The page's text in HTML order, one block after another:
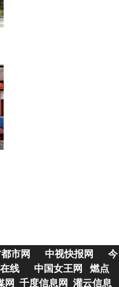
市网 中视快报网
今
线 中国女王网
燃点
网 千度信息网 灌云信息